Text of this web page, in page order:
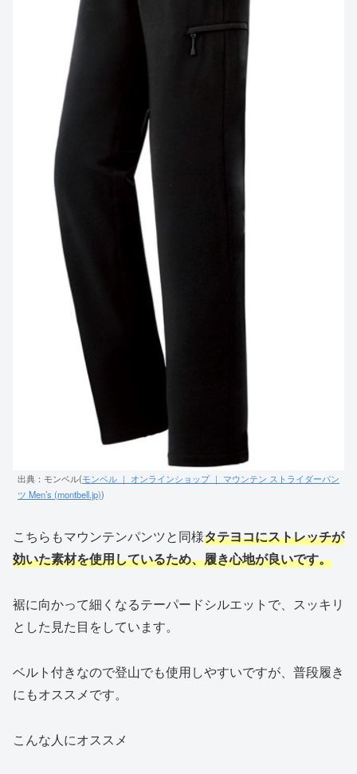
出典：モンベル(モンベル ｜ オンラインショップ ｜ マウンテン ストライダーパン
ツ Men’s (montbell.jp))
こちらもマウンテンパンツと同様タテヨコにストレッチが
効いた素材を使用しているため、履き心地が良いです。
裾に向かって細くなるテーパードシルエットで、スッキリ
とした見た目をしています。
ベルト付きなので登山でも使用しやすいですが、普段履き
にもオススメです。
こんな人にオススメ